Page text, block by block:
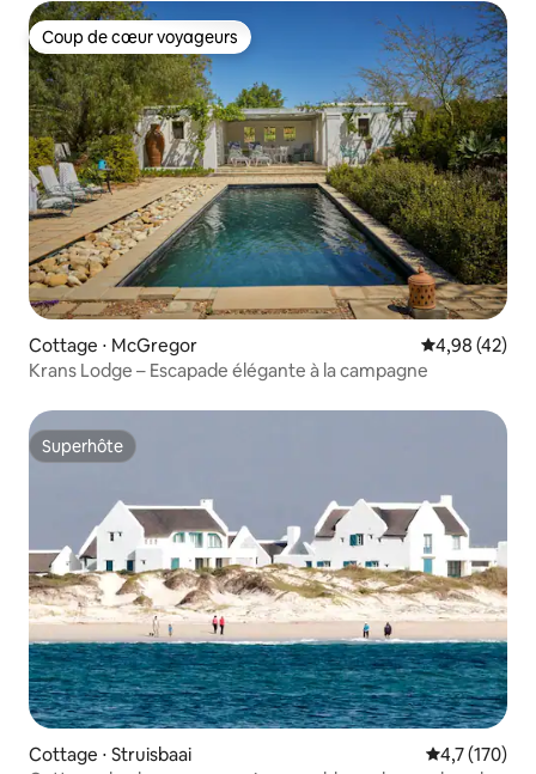
Coup de cœur voyageurs
Coup de cœur voyageurs
Cottage ⋅ McGregor Évaluation
4,98 (42)
Krans Lodge – Escapade élégante à la campagne
Superhôte
Superhôte
Cottage ⋅ Struisbaai Évaluation
4,7 (170)